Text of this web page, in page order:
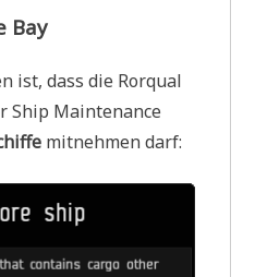
Bay
ist, dass die Rorqual
Ship Maintenance
mitnehmen darf: